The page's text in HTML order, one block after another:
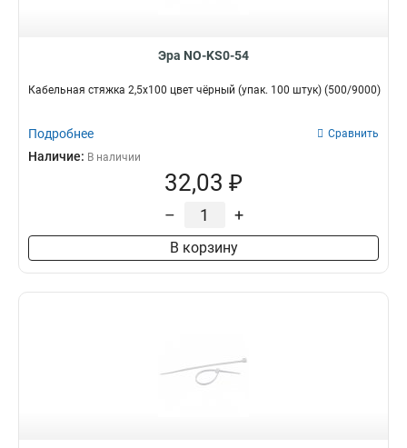
Эра NO-KS0-54
Кабельная стяжка 2,5х100 цвет чёрный (упак. 100 штук) (500/9000)
Подробнее Сравнить
Наличие: В наличии
32,03 ₽
– +
В корзину